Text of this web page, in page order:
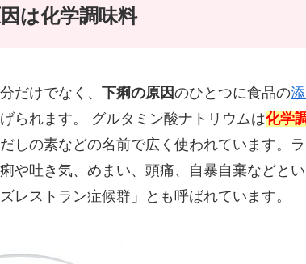
は化学調味料
だけでなく、 下痢の原因のひとつに食品の
られます。 グルタミン酸ナトリウムは化学
しの素などの名前で広く使われています。
や吐き気、めまい、頭痛、自暴自棄などと
レストラン症候群」とも呼ばれています。